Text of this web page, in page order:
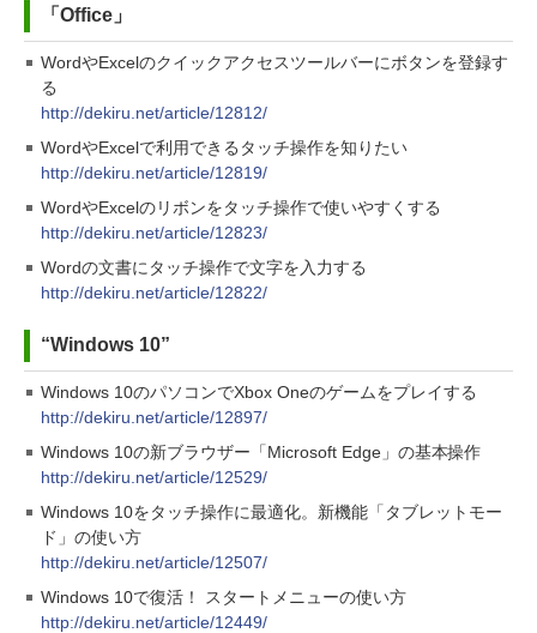
「Office」
WordやExcelのクイックアクセスツールバーにボタンを登録す
る
http://dekiru.net/article/12812/
WordやExcelで利用できるタッチ操作を知りたい
http://dekiru.net/article/12819/
WordやExcelのリボンをタッチ操作で使いやすくする
http://dekiru.net/article/12823/
Wordの文書にタッチ操作で文字を入力する
http://dekiru.net/article/12822/
“Windows 10”
Windows 10のパソコンでXbox Oneのゲームをプレイする
http://dekiru.net/article/12897/
Windows 10の新ブラウザー「Microsoft Edge」の基本操作
http://dekiru.net/article/12529/
Windows 10をタッチ操作に最適化。新機能「タブレットモー
ド」の使い方
http://dekiru.net/article/12507/
Windows 10で復活！ スタートメニューの使い方
http://dekiru.net/article/12449/